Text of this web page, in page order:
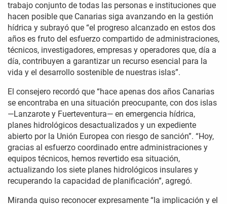
trabajo conjunto de todas las personas e instituciones que
hacen posible que Canarias siga avanzando en la gestión
hídrica y subrayó que “el progreso alcanzado en estos dos
años es fruto del esfuerzo compartido de administraciones,
técnicos, investigadores, empresas y operadores que, día a
día, contribuyen a garantizar un recurso esencial para la
vida y el desarrollo sostenible de nuestras islas”.
El consejero recordó que “hace apenas dos años Canarias
se encontraba en una situación preocupante, con dos islas
—Lanzarote y Fuerteventura— en emergencia hídrica,
planes hidrológicos desactualizados y un expediente
abierto por la Unión Europea con riesgo de sanción”. “Hoy,
gracias al esfuerzo coordinado entre administraciones y
equipos técnicos, hemos revertido esa situación,
actualizando los siete planes hidrológicos insulares y
recuperando la capacidad de planificación”, agregó.
Miranda quiso reconocer expresamente “la implicación y el